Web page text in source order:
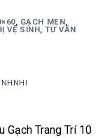
, GẠCH MEN
VỆ SINH ,TƯ VẤN
Gạch Trang Trí 10